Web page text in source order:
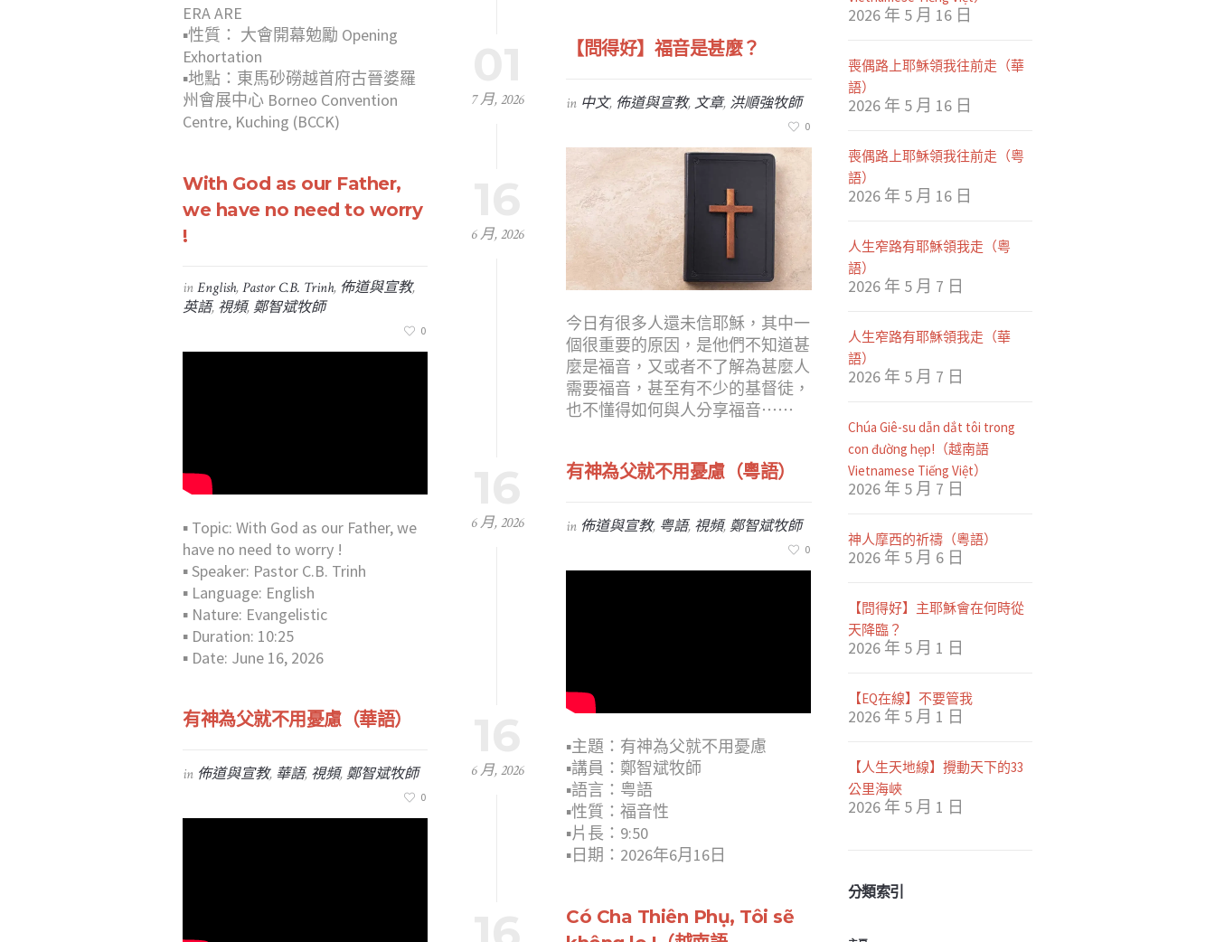
ERA ARE
▪︎性質： 大會開幕勉勵 Opening
Exhortation
▪︎地點：東馬砂磱越首府古晉婆羅
州會展中心 Borneo Convention
Centre, Kuching (BCCK)
7 月, 2026
【問得好】福音是甚麼？
in 中文, 佈道與宣教,文章, 洪順強牧師
0
今日有很多人還未信耶穌，其中一
個很重要的原因，是他們不知道甚
麼是福音，又或者不了解為甚麼人
需要福音，甚至有不少的基督徒，
也不懂得如何與人分享福音⋯⋯
6 月, 2026
With God as our Father,
we have no need to worry
!
inEnglish,Pastor C.B. Trinh, 佈道與宣教,
英語, 視頻,鄭智斌牧師
0
▪︎ Topic: With God as our Father, we
have no need to worry !
▪︎ Speaker: Pastor C.B. Trinh
▪︎ Language: English
▪︎ Nature: Evangelistic
▪︎ Duration: 10:25
▪︎ Date: June 16, 2026
6 月, 2026
有神為父就不用憂慮（粵語）
in 佈道與宣教, 粤語, 視頻,鄭智斌牧師
0
▪︎主題：有神為父就不用憂慮
▪︎講員：鄭智斌牧師
▪︎語言：粤語
▪︎性質：福音性
▪︎片長：9:50
▪︎日期：2026年6月16日
6 月, 2026
有神為父就不用憂慮（華語）
in 佈道與宣教, 華語, 視頻,鄭智斌牧師
0
Có Cha Thiên Phụ, Tôi sẽ
2026 年 5 月 16 日
喪偶路上耶穌領我往前走（華
語）
2026 年 5 月 16 日
喪偶路上耶穌領我往前走（粤
語）
2026 年 5 月 16 日
人生窄路有耶穌領我走（粤
語）
2026 年 5 月 7 日
人生窄路有耶穌領我走（華
語）
2026 年 5 月 7 日
Chúa Giê-su dẫn dắt tôi trong
con đường hẹp!（越南語
Vietnamese Tiếng Việt）
2026 年 5 月 7 日
神人摩西的祈禱（粵語）
2026 年 5 月 6 日
【問得好】主耶穌會在何時從
天降臨？
2026 年 5 月 1 日
【EQ在線】不要管我
2026 年 5 月 1 日
【人生天地線】攪動天下的33
公里海峽
2026 年 5 月 1 日
分類索引